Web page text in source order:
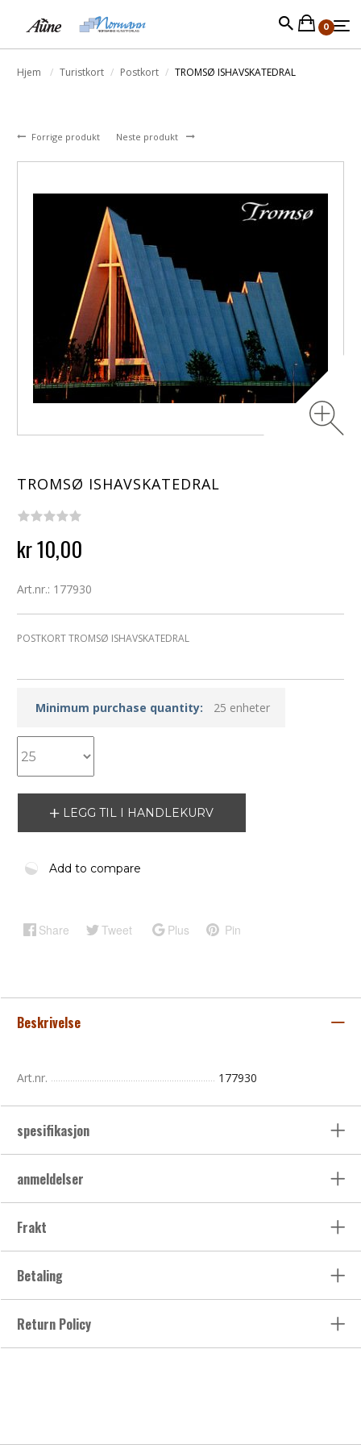
0
Hjem Turistkort Postkort TROMSØ ISHAVSKATEDRAL
Forrige produkt Neste produkt
TROMSØ ISHAVSKATEDRAL
kr 10,00
Art.nr.: 177930
POSTKORT TROMSØ ISHAVSKATEDRAL
Minimum purchase quantity: 25 enheter
LEGG TIL I HANDLEKURV
Add to compare
Share Tweet Plus Pin
Beskrivelse
Art.nr. 177930
spesifikasjon
anmeldelser
Frakt
Betaling
Return Policy